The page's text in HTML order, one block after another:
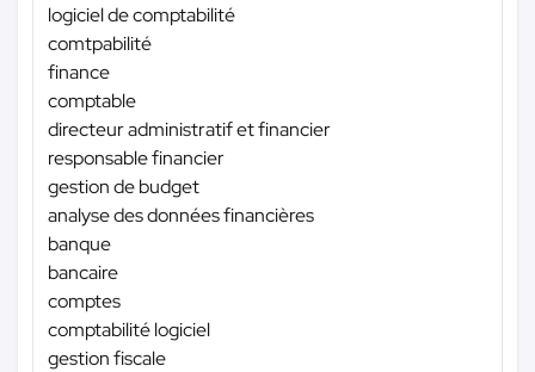
logiciel de comptabilité
comtpabilité
finance
comptable
directeur administratif et financier
responsable financier
gestion de budget
analyse des données financières
banque
bancaire
comptes
comptabilité logiciel
gestion fiscale